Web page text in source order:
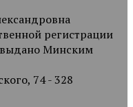
регистрации
выдано Минским
74 - 328